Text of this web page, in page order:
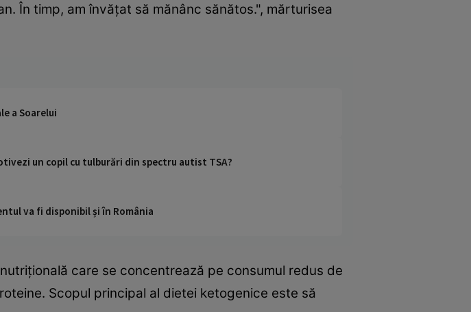
În timp, am învăţat să mănânc sănătos.", mărturisea
a Soarelui
un copil cu tulburări din spectru autist TSA?
va fi disponibil și în România
care se concentrează pe consumul redus de
Scopul principal al dietei ketogenice este să